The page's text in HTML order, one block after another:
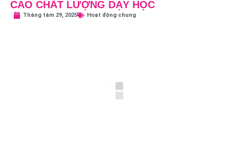
CAO CHẤT LƯỢNG DẠY HỌC
Tháng tám 29, 2025 Hoạt động chung